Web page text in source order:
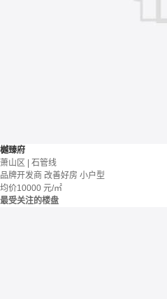
樾臻府
萧山区 | 石管线
品牌开发商 改善好房 小户型
均价10000 元/㎡
最受关注的楼盘